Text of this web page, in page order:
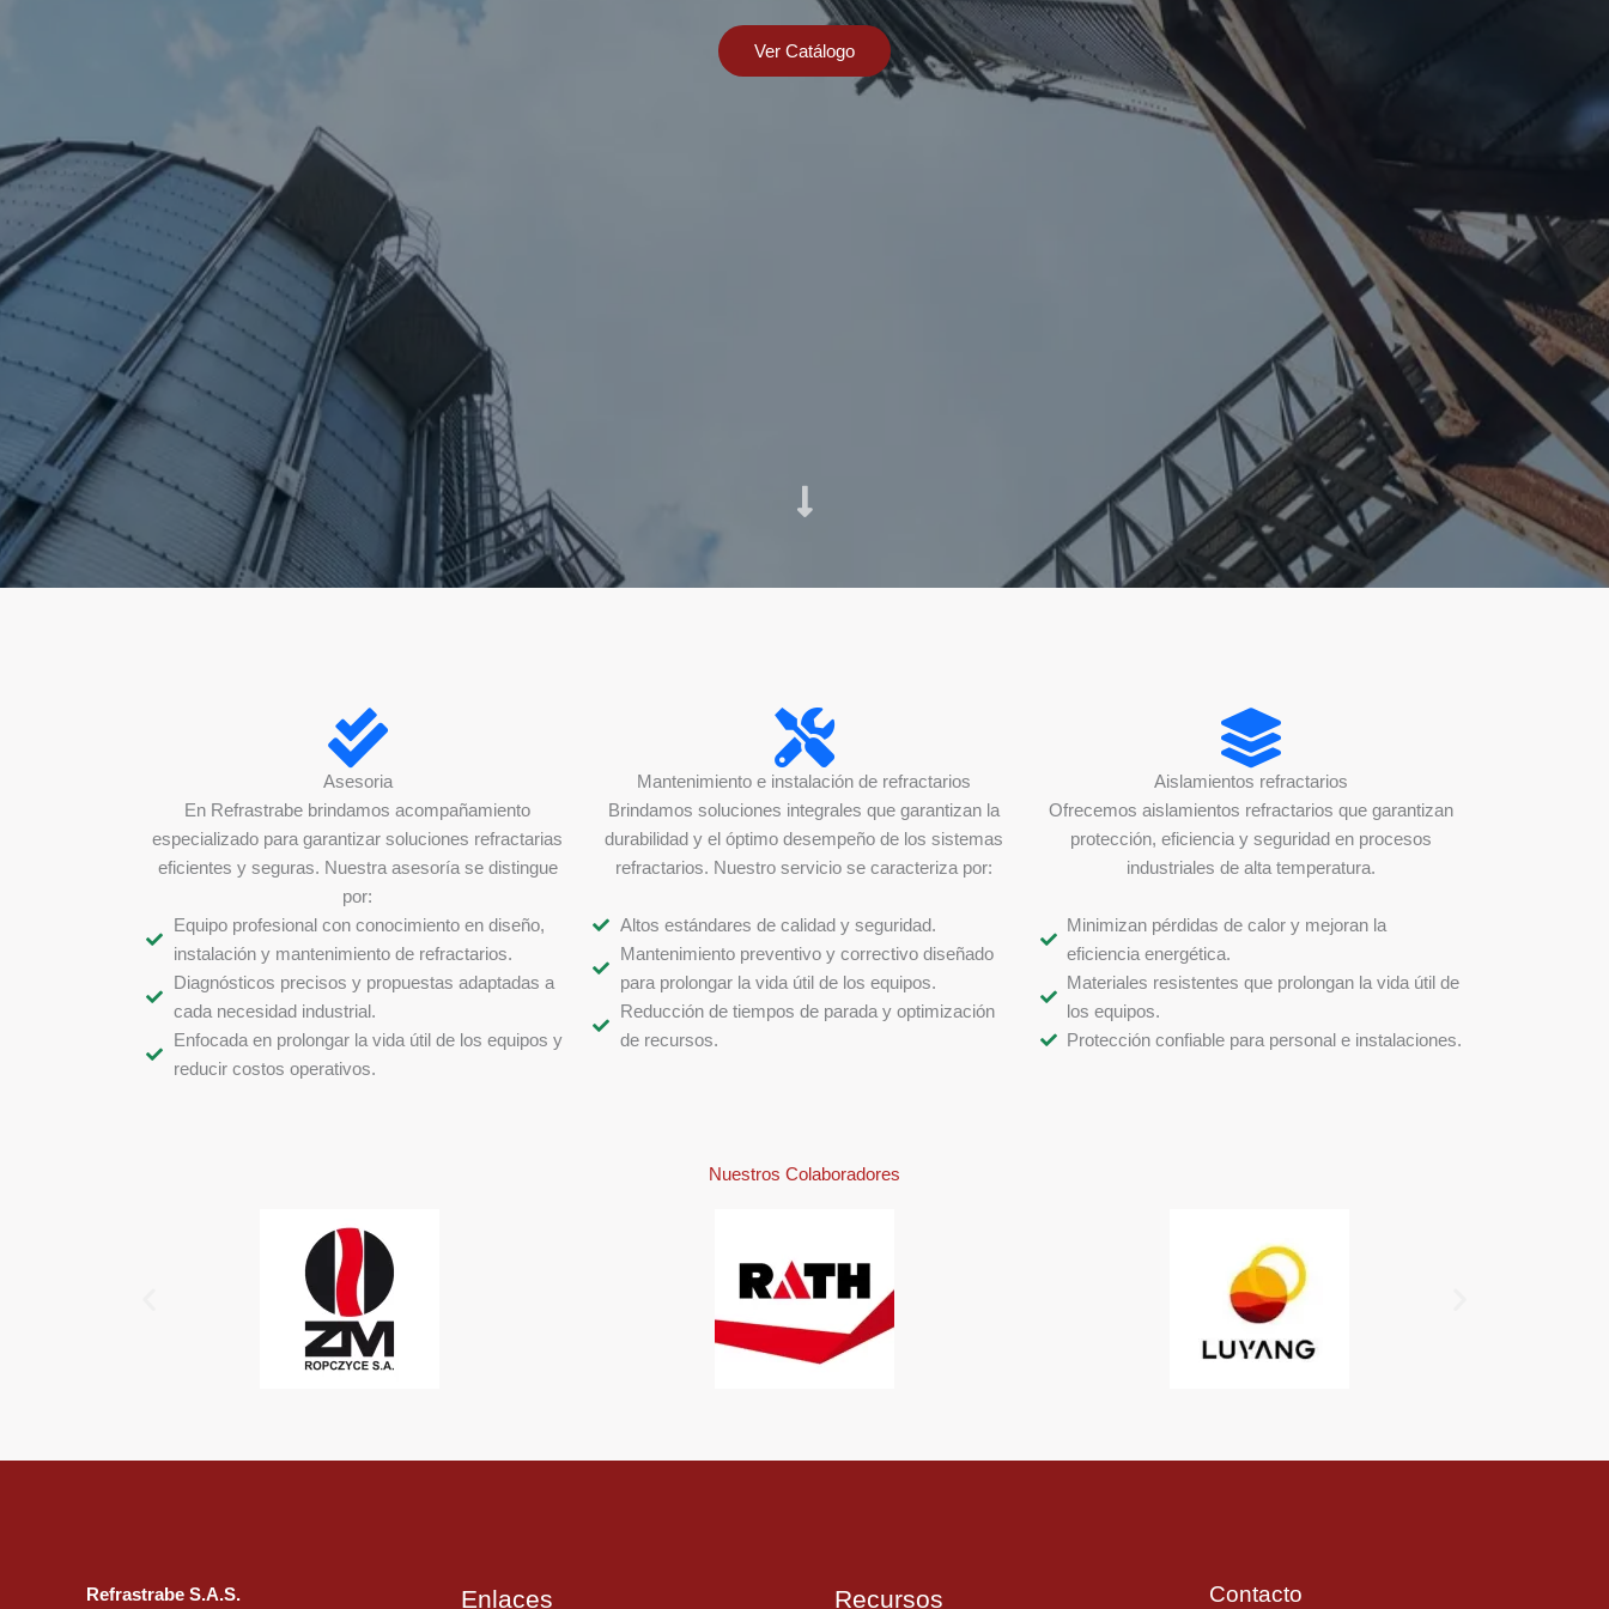
Ver Catálogo
Asesoria
En Refrastrabe brindamos acompañamiento
especializado para garantizar soluciones refractarias
eficientes y seguras. Nuestra asesoría se distingue
por:
Equipo profesional con conocimiento en diseño,
instalación y mantenimiento de refractarios.
Diagnósticos precisos y propuestas adaptadas a
cada necesidad industrial.
Enfocada en prolongar la vida útil de los equipos y
reducir costos operativos.
Mantenimiento e instalación de refractarios
Brindamos soluciones integrales que garantizan la
durabilidad y el óptimo desempeño de los sistemas
refractarios. Nuestro servicio se caracteriza por:
Altos estándares de calidad y seguridad.
Mantenimiento preventivo y correctivo diseñado
para prolongar la vida útil de los equipos.
Reducción de tiempos de parada y optimización
de recursos.
Aislamientos refractarios
Ofrecemos aislamientos refractarios que garantizan
protección, eficiencia y seguridad en procesos
industriales de alta temperatura.
Minimizan pérdidas de calor y mejoran la
eficiencia energética.
Materiales resistentes que prolongan la vida útil de
los equipos.
Protección confiable para personal e instalaciones.
Nuestros Colaboradores
Refrastrabe S.A.S. Enlaces Recursos Contacto